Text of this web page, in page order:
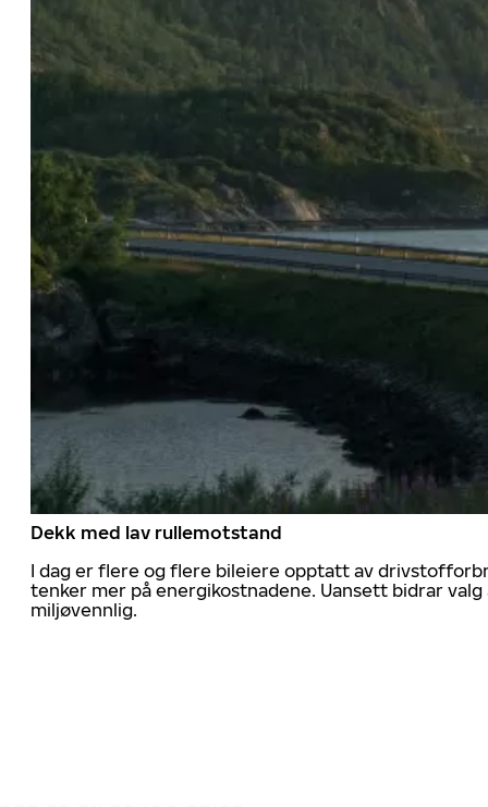
Dekk med lav rullemotstand
I dag er flere og flere bileiere opptatt av
tenker mer på energikostnadene. Uansett bidrar
miljøvennlig.